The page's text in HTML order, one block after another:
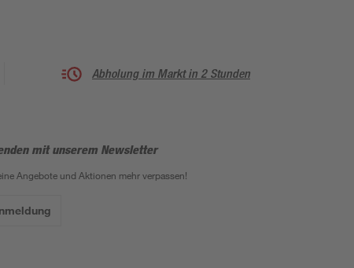
Abholung im Markt in 2 Stunden
mit unserem Newsletter
Angebote und Aktionen mehr verpassen!